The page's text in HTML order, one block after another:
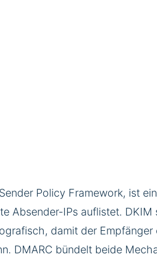
Policy Framework, ist
Absender-IPs auflistet. DKIM
damit der Empfänger
DMARC bündelt beide